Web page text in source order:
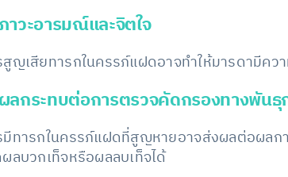
าวะอารมณ์และจิตใจ
สูญเสียทารกในครรภ์แฝดอาจทำให้มารดามีคว
ลกระทบต่อการตรวจคัดกรองทางพันธุ
มีทารกในครรภ์แฝดที่สูญหายอาจส่งผลต่อผลก
ผลบวกเท็จหรือผลลบเท็จได้